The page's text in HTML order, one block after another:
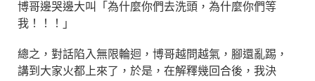
博哥邊哭邊大叫「為什麼你們去洗頭，為什麼你們等
我！！！」
總之，對話陷入無限輪迴，博哥越問越氣，腳還亂踢，
講到大家火都上來了，於是，在解釋幾回合後，我決